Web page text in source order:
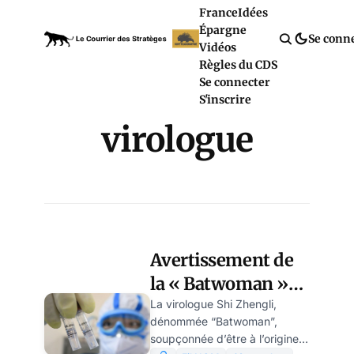
FranceIdées
Épargne
Vidéos
Règles du CDS
Se connecter
S'inscrire
Se
virologue
Avertissement de
la « Batwoman »
chinoise sur une
« très probable »
La virologue Shi Zhengli,
dénommée “Batwoman”,
soupçonnée d’être à l’origine